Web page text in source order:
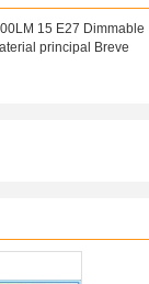
15 E27 Dimmable
principal Breve